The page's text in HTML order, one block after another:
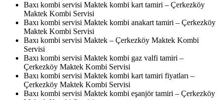
Baxı kombi servisi Maktek kombi kart tamiri – Çerkezköy
Maktek Kombi Servisi
Baxı kombi servisi Maktek kombi anakart tamiri – Çerkezköy
Maktek Kombi Servisi
Baxı kombi servisi Maktek – Çerkezköy Maktek Kombi
Servisi
Baxı kombi servisi Maktek kombi gaz valfi tamiri –
Çerkezköy Maktek Kombi Servisi
Baxı kombi servisi Maktek kombi kart tamiri fiyatları –
Çerkezköy Maktek Kombi Servisi
Baxı kombi servisi Maktek kombi eşanjör tamiri – Çerkezköy